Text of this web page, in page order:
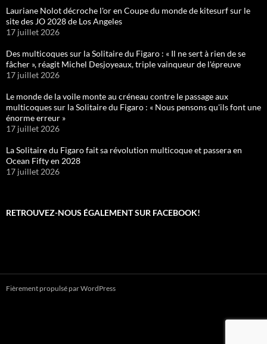
Lauriane Nolot décroche l'or en Coupe du monde de kitesurf sur le
site des JO 2028 de Los Angeles
17 juillet 2026
Des multicoques sur la Solitaire du Figaro : « Il ne sert à rien de se
fâcher », réagit Michel Desjoyeaux, triple vainqueur de l'épreuve
17 juillet 2026
Le monde de la voile monte au créneau contre le passage aux
multicoques sur la Solitaire du Figaro : « Nous pensons qu'ils font une
énorme erreur »
17 juillet 2026
La Solitaire du Figaro fait sa révolution multicoque et passera en
Ocean Fifty en 2028
17 juillet 2026
RETROUVEZ-NOUS ÉGALEMENT SUR FACEBOOK!
Fièrement propulsé par WordPress